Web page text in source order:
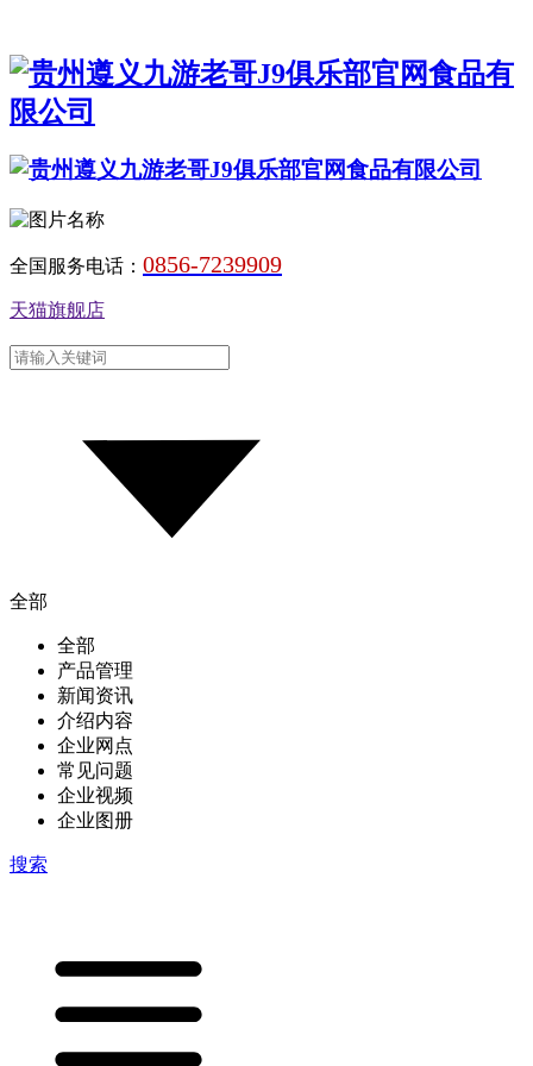
全国服务电话： 0856-7239909
天猫旗舰店
全部
全部
产品管理
新闻资讯
介绍内容
企业网点
常见问题
企业视频
企业图册
搜索